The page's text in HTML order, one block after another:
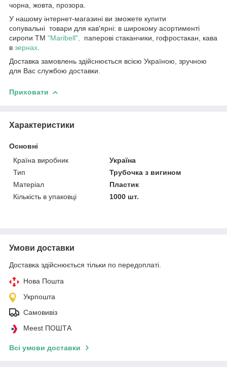
чорна, жовта, прозора.
У нашому інтернет-магазині ви зможете купити
сопувальні товари для кав'ярні: в широкому асортименті
сиропи ТМ "Maribell",
паперові стаканчики, гофростакан, кава
в зернах
Доставка замовлень здійснюється всією Україною, зручною
для Вас службою доставки.
Приховати
Характеристики
Основні
Країна виробник
Україна
Тип
Трубочка з вигином
Матеріал
Пластик
Кількість в упаковці
1000 шт.
Умови доставки
Доставка здійснюється тільки по передоплаті.
Нова Пошта
Укрпошта
Самовивіз
Meest ПОШТА
Всі умови доставки